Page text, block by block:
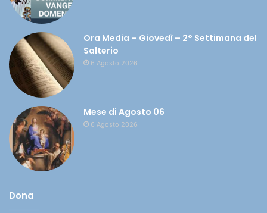
Ora Media – Giovedì – 2° Settimana del
Salterio
6 Agosto 2026
Mese di Agosto 06
6 Agosto 2026
Dona